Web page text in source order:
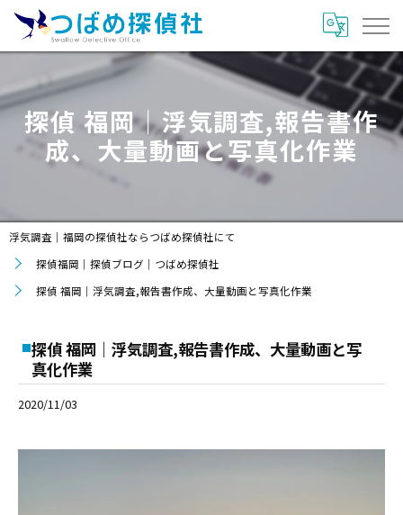
探偵 福岡｜浮気調査,報告書作
成、大量動画と写真化作業
浮気調査｜福岡の探偵社ならつばめ探偵社にて
探偵福岡｜探偵ブログ｜つばめ探偵社
探偵 福岡｜浮気調査,報告書作成、大量動画と写真化作業
探偵 福岡｜浮気調査,報告書作成、大量動画と写
真化作業
2020/11/03